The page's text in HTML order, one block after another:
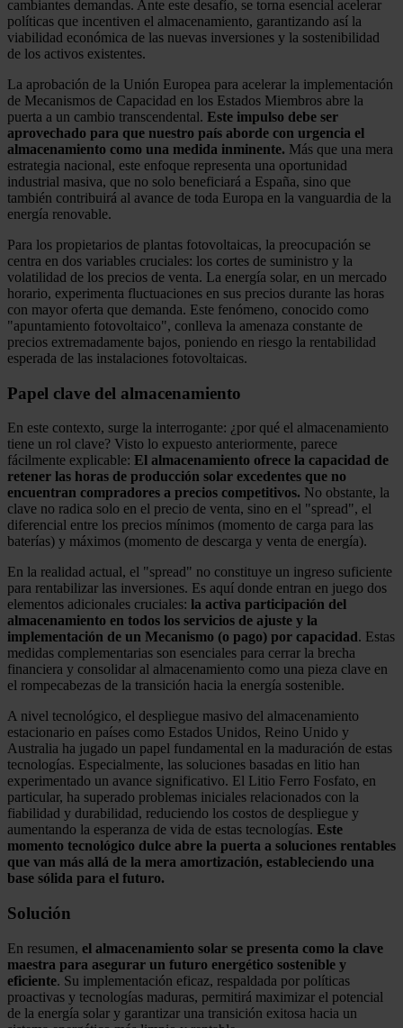
cambiantes demandas. Ante este desafío, se torna esencial acelerar
políticas que incentiven el almacenamiento, garantizando así la
viabilidad económica de las nuevas inversiones y la sostenibilidad
de los activos existentes.
La aprobación de la Unión Europea para acelerar la implementación
de Mecanismos de Capacidad en los Estados Miembros abre la
puerta a un cambio transcendental. Este impulso debe ser
aprovechado para que nuestro país aborde con urgencia el
almacenamiento como una medida inminente. Más que una mera
estrategia nacional, este enfoque representa una oportunidad
industrial masiva, que no solo beneficiará a España, sino que
también contribuirá al avance de toda Europa en la vanguardia de la
energía renovable.
Para los propietarios de plantas fotovoltaicas, la preocupación se
centra en dos variables cruciales: los cortes de suministro y la
volatilidad de los precios de venta. La energía solar, en un mercado
horario, experimenta fluctuaciones en sus precios durante las horas
con mayor oferta que demanda. Este fenómeno, conocido como
"apuntamiento fotovoltaico", conlleva la amenaza constante de
precios extremadamente bajos, poniendo en riesgo la rentabilidad
esperada de las instalaciones fotovoltaicas.
Papel clave del almacenamiento
En este contexto, surge la interrogante: ¿por qué el almacenamiento
tiene un rol clave? Visto lo expuesto anteriormente, parece
fácilmente explicable: El almacenamiento ofrece la capacidad de
retener las horas de producción solar excedentes que no
encuentran compradores a precios competitivos. No obstante, la
clave no radica solo en el precio de venta, sino en el "spread", el
diferencial entre los precios mínimos (momento de carga para las
baterías) y máximos (momento de descarga y venta de energía).
En la realidad actual, el "spread" no constituye un ingreso suficiente
para rentabilizar las inversiones. Es aquí donde entran en juego dos
elementos adicionales cruciales: la activa participación del
almacenamiento en todos los servicios de ajuste y la
implementación de un Mecanismo (o pago) por capacidad. Estas
medidas complementarias son esenciales para cerrar la brecha
financiera y consolidar al almacenamiento como una pieza clave en
el rompecabezas de la transición hacia la energía sostenible.
A nivel tecnológico, el despliegue masivo del almacenamiento
estacionario en países como Estados Unidos, Reino Unido y
Australia ha jugado un papel fundamental en la maduración de estas
tecnologías. Especialmente, las soluciones basadas en litio han
experimentado un avance significativo. El Litio Ferro Fosfato, en
particular, ha superado problemas iniciales relacionados con la
fiabilidad y durabilidad, reduciendo los costos de despliegue y
aumentando la esperanza de vida de estas tecnologías. Este
momento tecnológico dulce abre la puerta a soluciones rentables
que van más allá de la mera amortización, estableciendo una
base sólida para el futuro.
Solución
En resumen, el almacenamiento solar se presenta como la clave
maestra para asegurar un futuro energético sostenible y
eficiente. Su implementación eficaz, respaldada por políticas
proactivas y tecnologías maduras, permitirá maximizar el potencial
de la energía solar y garantizar una transición exitosa hacia un